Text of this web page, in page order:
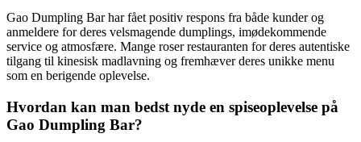
Gao Dumpling Bar har fået positiv respons fra både kunder og
anmeldere for deres velsmagende dumplings, imødekommende
service og atmosfære. Mange roser restauranten for deres autentiske
tilgang til kinesisk madlavning og fremhæver deres unikke menu
som en berigende oplevelse.
Hvordan kan man bedst nyde en spiseoplevelse på
Gao Dumpling Bar?